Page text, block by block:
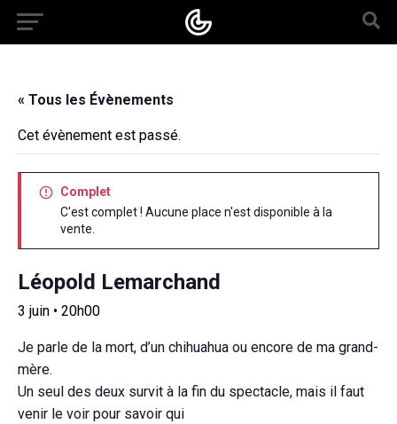
« Tous les Évènements
Cet évènement est passé.
Complet
C'est complet ! Aucune place n'est disponible à la
vente.
Léopold Lemarchand
3 juin • 20h00
Je parle de la mort, d’un chihuahua ou encore de ma grand-
mère.
Un seul des deux survit à la fin du spectacle, mais il faut
venir le voir pour savoir qui